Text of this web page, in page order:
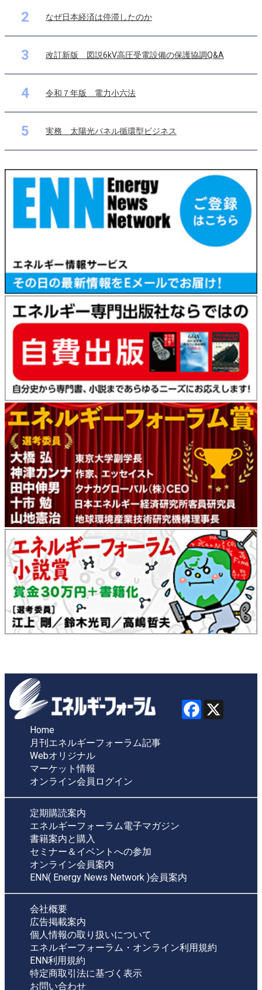
2 なぜ日本経済は停滞したのか
3 改訂新版 図説6kV高圧受電設備の保護協調Q&A
4 令和７年版 電力小六法
5 実務 太陽光パネル循環型ビジネス
Home
月刊エネルギーフォーラム記事
Webオリジナル
マーケット情報
オンライン会員ログイン
定期購読案内
エネルギーフォーラム電子マガジン
書籍案内と購入
セミナー＆イベントへの参加
オンライン会員案内
ENN( Energy News Network )会員案内
会社概要
広告掲載案内
個人情報の取り扱いについて
エネルギーフォーラム・オンライン利用規約
ENN利用規約
特定商取引法に基づく表示
お問い合わせ